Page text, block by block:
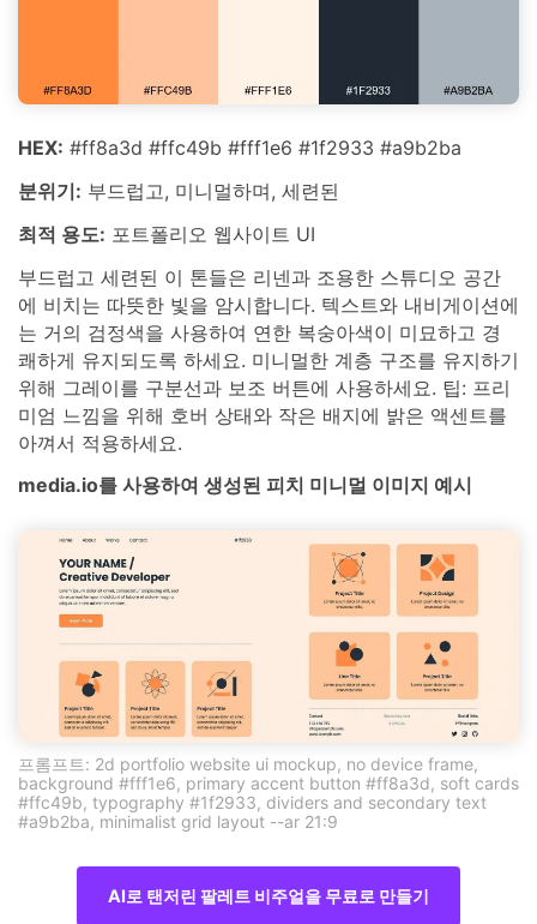
HEX: #ff8a3d #ffc49b #fff1e6 #1f2933 #a9b2ba
분위기: 부드럽고, 미니멀하며, 세련된
최적 용도: 포트폴리오 웹사이트 UI
부드럽고 세련된 이 톤들은 리넨과 조용한 스튜디오 공간
에 비치는 따뜻한 빛을 암시합니다. 텍스트와 내비게이션에
는 거의 검정색을 사용하여 연한 복숭아색이 미묘하고 경
쾌하게 유지되도록 하세요. 미니멀한 계층 구조를 유지하기
위해 그레이를 구분선과 보조 버튼에 사용하세요. 팁: 프리
미엄 느낌을 위해 호버 상태와 작은 배지에 밝은 액센트를
아껴서 적용하세요.
media.io를 사용하여 생성된 피치 미니멀 이미지 예시
프롬프트: 2d portfolio website ui mockup, no device frame,
background #fff1e6, primary accent button #ff8a3d, soft cards
#ffc49b, typography #1f2933, dividers and secondary text
#a9b2ba, minimalist grid layout --ar 21:9
AI로 탠저린 팔레트 비주얼을 무료로 만들기